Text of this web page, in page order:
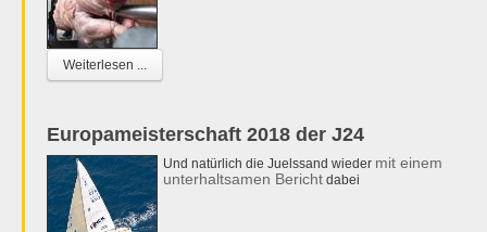
Weiterlesen ...
Europameisterschaft 2018 der J24
Und natürlich die Juelssand wieder mit einem
unterhaltsamen Bericht dabei